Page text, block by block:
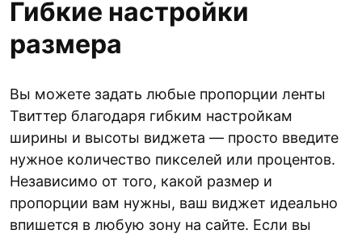
Гибкие настройки
размера
Вы можете задать любые пропорции ленты
Твиттер благодаря гибким настройкам
ширины и высоты виджета — просто введите
нужное количество пикселей или процентов.
Независимо от того, какой размер и
пропорции вам нужны, ваш виджет идеально
впишется в любую зону на сайте. Если вы